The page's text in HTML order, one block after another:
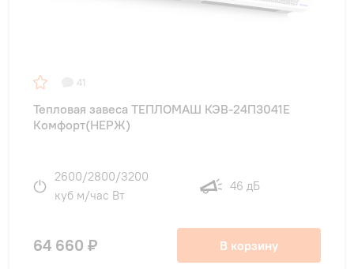
41
Тепловая завеса ТЕПЛОМАШ КЭВ-24П3041E
Комфорт(НЕРЖ)
2600/2800/3200
куб м/час Вт
46 дБ
64 660 ₽ В корзину